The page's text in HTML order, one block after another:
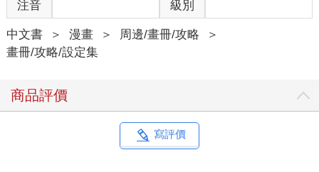
注音 級別
中文書 ＞ 漫畫 ＞ 周邊/畫冊/攻略
＞
畫冊/攻略/設定集
商品評價
寫評價